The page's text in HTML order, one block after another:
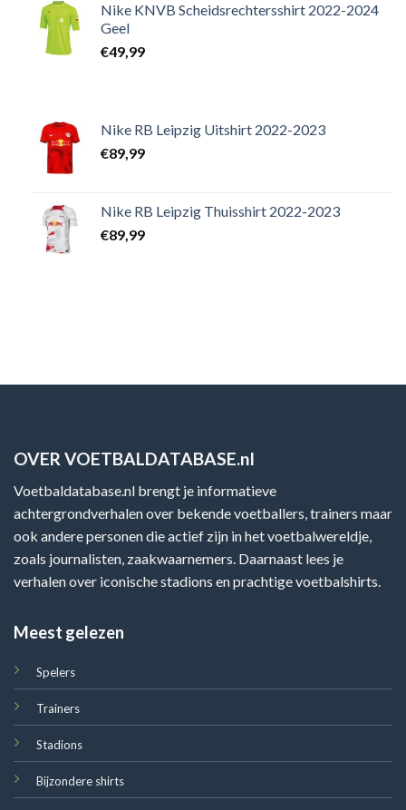
Nike KNVB Scheidsrechtersshirt 2022-2024
Geel
€49,99
Nike RB Leipzig Uitshirt 2022-2023
€89,99
Nike RB Leipzig Thuisshirt 2022-2023
€89,99
OVER VOETBALDATABASE.nl
Voetbaldatabase.nl brengt je informatieve
achtergrondverhalen over bekende voetballers, trainers maar
ook andere personen die actief zijn in het voetbalwereldje,
zoals journalisten, zaakwaarnemers. Daarnaast lees je
verhalen over iconische stadions en prachtige voetbalshirts.
Meest gelezen
Spelers
Trainers
Stadions
Bijzondere shirts